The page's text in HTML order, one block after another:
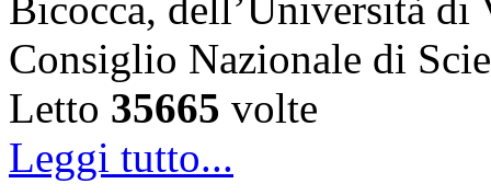
Bicocca, dell’Università di
Consiglio Nazionale di
Letto 35665 volte
Leggi tutto...